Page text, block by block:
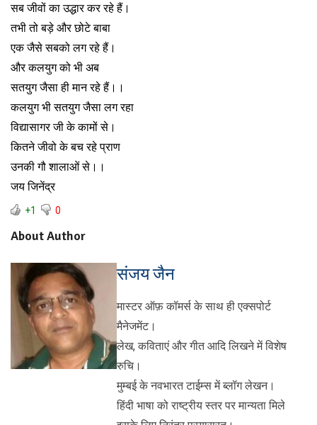
सब जीवों का उद्धार कर रहे हैं।
तभी तो बड़े और छोटे बाबा
एक जैसे सबको लग रहे हैं।
और कलयुग को भी अब
सतयुग जैसा ही मान रहे हैं।।
कलयुग भी सतयुग जैसा लग रहा
विद्यासागर जी के कामों से।
कितने जीवो के बच रहे प्राण
उनकी गौ शालाओं से।।
जय जिनेंद्र
+1 0
About Author
संजय जैन
मास्टर ऑफ़ कॉमर्स के साथ ही एक्सपोर्ट
मैनेजमेंट।
लेख, कविताएं और गीत आदि लिखने में विशेष
रुचि।
मुम्बई के नवभारत टाईम्स में ब्लॉग लेखन।
हिंदी भाषा को राष्ट्रीय स्तर पर मान्यता मिले